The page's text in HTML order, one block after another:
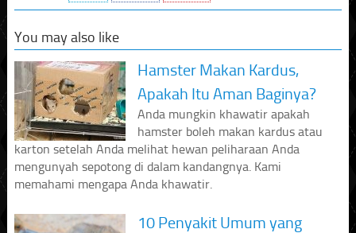
You may also like
Hamster Makan Kardus,
Apakah Itu Aman Baginya?
Anda mungkin khawatir apakah
hamster boleh makan kardus atau
karton setelah Anda melihat hewan peliharaan Anda
mengunyah sepotong di dalam kandangnya. Kami
memahami mengapa Anda khawatir.
10 Penyakit Umum yang